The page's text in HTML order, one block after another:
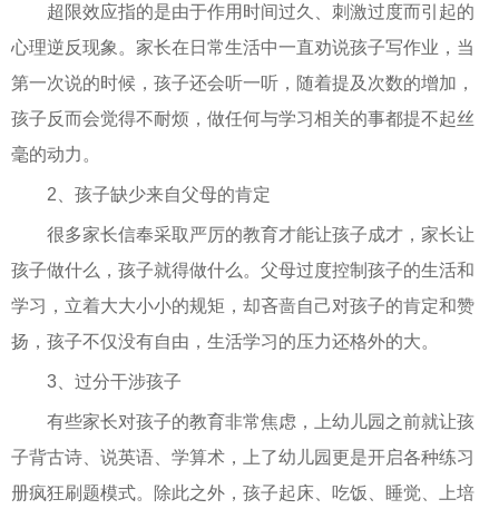
超限效应指的是由于作用时间过久、刺激过度而引起的
心理逆反现象。家长在日常生活中一直劝说孩子写作业，当
第一次说的时候，孩子还会听一听，随着提及次数的增加，
孩子反而会觉得不耐烦，做任何与学习相关的事都提不起丝
毫的动力。
2、孩子缺少来自父母的肯定
很多家长信奉采取严厉的教育才能让孩子成才，家长让
孩子做什么，孩子就得做什么。父母过度控制孩子的生活和
学习，立着大大小小的规矩，却吝啬自己对孩子的肯定和赞
扬，孩子不仅没有自由，生活学习的压力还格外的大。
3、过分干涉孩子
有些家长对孩子的教育非常焦虑，上幼儿园之前就让孩
子背古诗、说英语、学算术，上了幼儿园更是开启各种练习
册疯狂刷题模式。除此之外，孩子起床、吃饭、睡觉、上培